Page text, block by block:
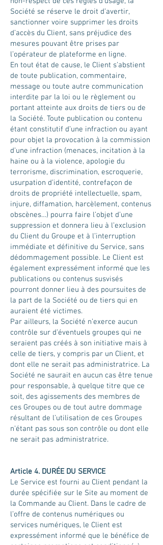
Société se réserve le droit d’avertir,
sanctionner voire supprimer les droits
d’accès du Client, sans préjudice des
mesures pouvant être prises par
l’opérateur de plateforme en ligne.
En tout état de cause, le Client s’abstient
de toute publication, commentaire,
message ou toute autre communication
interdite par la loi ou le règlement ou
portant atteinte aux droits de tiers ou de
la Société. Toute publication ou contenu
étant constitutif d’une infraction ou ayant
pour objet la provocation à la commission
d’une infraction (menaces, incitation à la
haine ou à la violence, apologie du
terrorisme, discrimination, escroquerie,
usurpation d’identité, contrefaçon de
droits de propriété intellectuelle, spam,
injure, diffamation, harcèlement, contenus
obscènes…) pourra faire l’objet d’une
suppression et donnera lieu à l’exclusion
du Client du Groupe et à l’interruption
immédiate et définitive du Service, sans
dédommagement possible. Le Client est
également expressément informé que les
publications ou contenus susvisés
pourront donner lieu à des poursuites de
la part de la Société ou de tiers qui en
auraient été victimes.
Par ailleurs, la Société n’exerce aucun
contrôle sur d’éventuels groupes qui ne
seraient pas créés à son initiative mais à
celle de tiers, y compris par un Client, et
dont elle ne serait pas administratrice. La
Société ne saurait en aucun cas être tenue
pour responsable, à quelque titre que ce
soit, des agissements des membres de
ces Groupes ou de tout autre dommage
résultant de l’utilisation de ces Groupes
n’étant pas sous son contrôle ou dont elle
ne serait pas administratrice.
Article 4. DURÉE DU SERVICE
Le Service est fourni au Client pendant la
durée spécifiée sur le Site au moment de
la Commande au Client. Dans le cadre de
l’offre de contenus numériques ou
services numériques, le Client est
expressément informé que le bénéfice de